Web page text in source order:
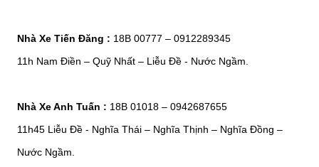
Nhà Xe Tiến Đăng : 18B 00777 – 0912289345
11h Nam Điền – Quỹ Nhất – Liễu Đề - Nước Ngầm.
Nhà Xe Anh Tuấn : 18B 01018 – 0942687655
11h45 Liễu Đề - Nghĩa Thái – Nghĩa Thịnh – Nghĩa Đồng –
Nước Ngầm.